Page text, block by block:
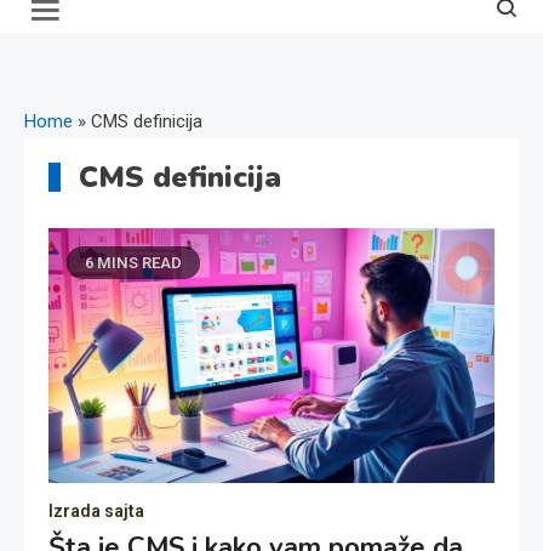
Home » CMS definicija
CMS definicija
6 MINS READ
Izrada sajta